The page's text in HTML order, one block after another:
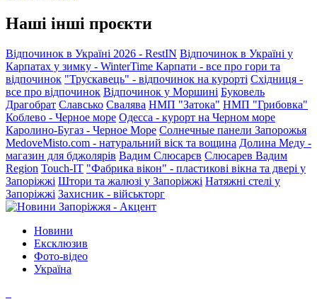
Наші інші проєкти
Відпочинок в Україні 2026 - RestIN Відпочинок в Україні у
Карпатах у зимку - WinterTime Карпати - все про гори та
відпочинок "Трускавець" - відпочинок на курорті Східниця -
все про відпочинок Відпочинок у Моршині Буковель
Драгобрат Славсько Свалява НМП "Затока" НМП "Грибовка"
Коблево - Черное море Одесса - курорт на Черном море
Каролино-Бугаз - Черное Море Солнечные панели Запорожья
MedoveMisto.com - натуральний віск та вощина Долина Меду -
магазин для бджолярів Вадим Слюсарєв Слюсарев Вадим
Region Touch-IT "Фабрика вікон" - пластикові вікна та двері у
Запоріжжі Штори та жалюзі у Запоріжжі Натяжні стелі у
Запоріжжі Захисник - військторг
Новини
Ексклюзив
Фото-відео
Україна